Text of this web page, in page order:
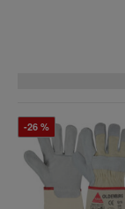
-26 %